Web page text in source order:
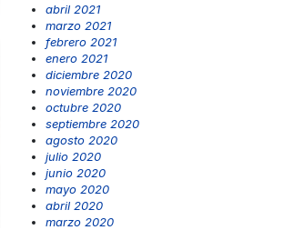
abril 2021
marzo 2021
febrero 2021
enero 2021
diciembre 2020
noviembre 2020
octubre 2020
septiembre 2020
agosto 2020
julio 2020
junio 2020
mayo 2020
abril 2020
marzo 2020